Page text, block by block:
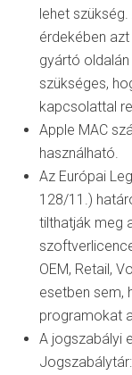
lehet
érdekében
gyártó
szükséges,
kapcsolattal
Apple MAC
használható.
Az Európai
128/11.)
tilthatják meg
OEM, Retail,
esetben sem,
programokat
A jogszabályi
Jogszabálytár: